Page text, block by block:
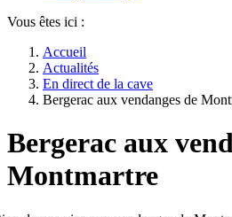
Vous êtes ici :
Accueil
Actualités
En direct de la cave
Bergerac aux vendanges de
Bergerac aux
Montmartre